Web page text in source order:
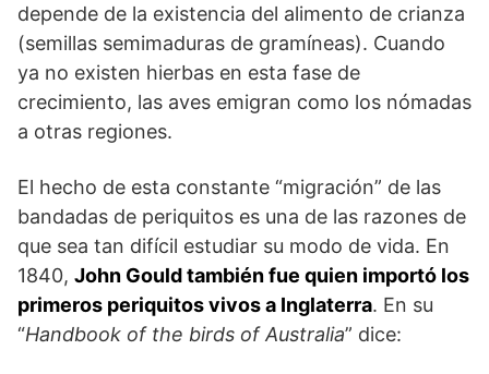
depende de la existencia del alimento de crianza
(semillas semimaduras de gramíneas). Cuando
ya no existen hierbas en esta fase de
crecimiento, las aves emigran como los nómadas
a otras regiones.
El hecho de esta constante “migración” de las
bandadas de periquitos es una de las razones de
que sea tan difícil estudiar su modo de vida. En
1840, John Gould también fue quien importó los
primeros periquitos vivos a Inglaterra. En su
“Handbook of the birds of Australia” dice: